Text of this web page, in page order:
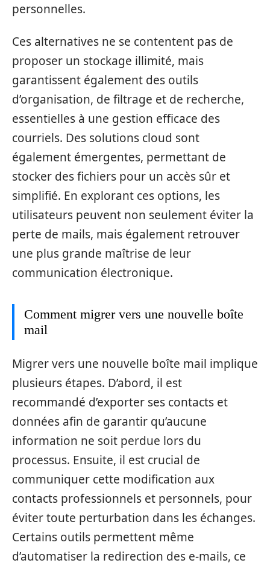
personnelles.
Ces alternatives ne se contentent pas de
proposer un stockage illimité, mais
garantissent également des outils
d’organisation, de filtrage et de recherche,
essentielles à une gestion efficace des
courriels. Des solutions cloud sont
également émergentes, permettant de
stocker des fichiers pour un accès sûr et
simplifié. En explorant ces options, les
utilisateurs peuvent non seulement éviter la
perte de mails, mais également retrouver
une plus grande maîtrise de leur
communication électronique.
Comment migrer vers une nouvelle boîte
mail
Migrer vers une nouvelle boîte mail implique
plusieurs étapes. D’abord, il est
recommandé d’exporter ses contacts et
données afin de garantir qu’aucune
information ne soit perdue lors du
processus. Ensuite, il est crucial de
communiquer cette modification aux
contacts professionnels et personnels, pour
éviter toute perturbation dans les échanges.
Certains outils permettent même
d’automatiser la redirection des e-mails, ce